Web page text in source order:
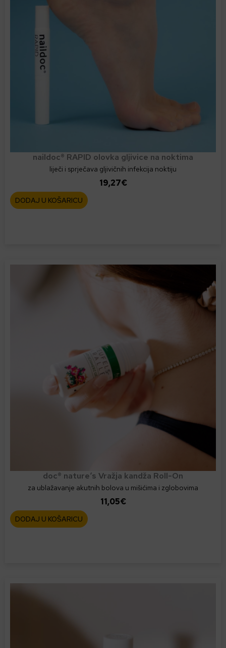
naildoc® RAPID olovka gljivice na noktima
liječi i sprječava gljivičnih infekcija noktiju
19,27€
DODAJ U KOŠARICU
doc® nature‘s Vražja kandža Roll-On
za ublažavanje akutnih bolova u mišićima i zglobovima
11,05€
DODAJ U KOŠARICU